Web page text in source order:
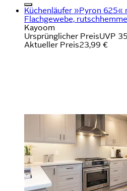
Küchenläufer »Pyron 625«
Flachgewebe,
Kayoom
Ursprünglicher PreisUVP
Aktueller Preis23,99 €